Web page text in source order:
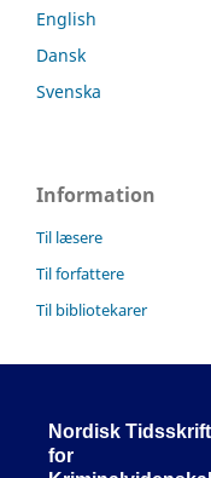
English
Dansk
Svenska
Information
Til læsere
Til forfattere
Til bibliotekarer
Nordisk Tidsskrift
for